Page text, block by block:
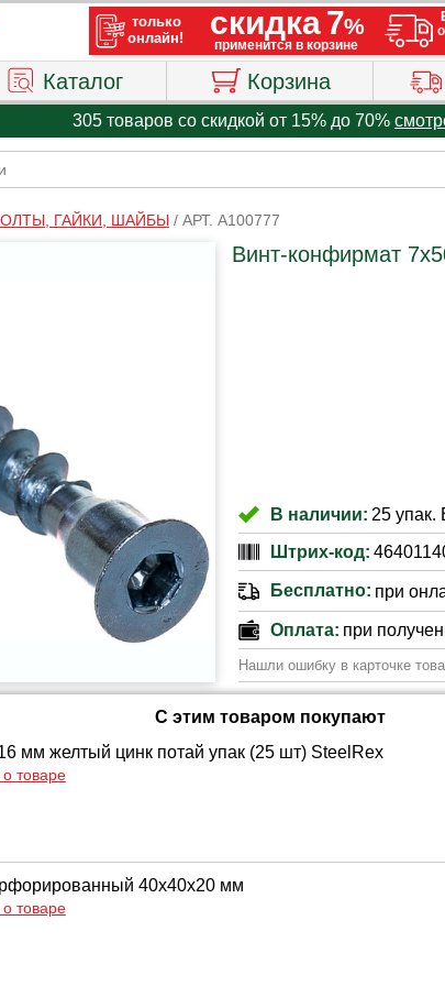
Каталог Корзина
305 товаров со скидкой от 15% до 70%
ГАЙКИ, ШАЙБЫ/ АРТ. A100777
Винт-конфирмат
В наличии: 25 упак.
Штрих-код:
Бесплатно: при
Оплата: при
Нашли ошибку в карточке
С этим товаром покупают
мм желтый цинк потай упак (25 шт) SteelRex
товаре
40х40х20 мм
товаре